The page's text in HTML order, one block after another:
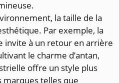
la taille de la
Par exemple, la
invite à un retour en arrière
le charme d’antan,
offre un style plus
telles que